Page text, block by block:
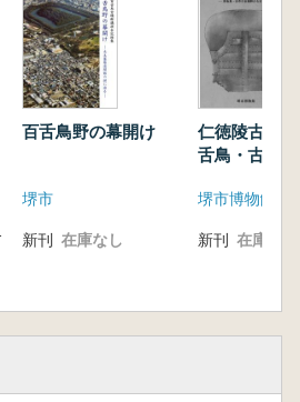
二「九州産石棺の分布と生
「竜山石と石棺石材J
「今城塚古墳にみる石材の
百舌鳥野の幕開け
堺市
新刊 在庫なし
仁徳陵古墳
舌鳥・古市
堺市博物館
新刊 在庫なし